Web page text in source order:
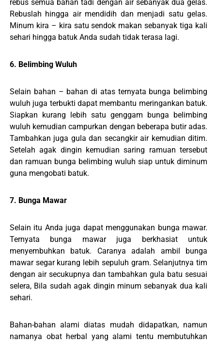
rebus semua bahan tadi dengan air sebanyak dua gelas.
Rebuslah hingga air mendidih dan menjadi satu gelas.
Minum kira – kira satu sendok makan sebanyak tiga kali
sehari hingga batuk Anda sudah tidak terasa lagi.
6. Belimbing Wuluh
Selain bahan – bahan di atas ternyata bunga belimbing
wuluh juga terbukti dapat membantu meringankan batuk.
Siapkan kurang lebih satu genggam bunga belimbing
wuluh kemudian campurkan dengan beberapa butir adas.
Tambahkan juga gula dan secangkir air kemudian ditim.
Setelah agak dingin kemudian saring ramuan tersebut
dan ramuan bunga belimbing wuluh siap untuk diminum
guna mengobati batuk.
7. Bunga Mawar
Selain itu Anda juga dapat menggunakan bunga mawar.
Ternyata bunga mawar juga berkhasiat untuk
menyembuhkan batuk. Caranya adalah ambil bunga
mawar segar kurang lebih sepuluh gram. Selanjutnya tim
dengan air secukupnya dan tambahkan gula batu sesuai
selera, Bila sudah agak dingin minum sebanyak dua kali
sehari.
Bahan-bahan alami diatas mudah didapatkan, namun
namanya obat herbal yang alami tentu membutuhkan